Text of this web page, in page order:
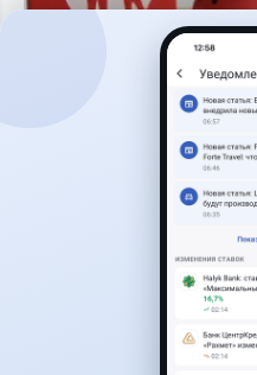
25
4 августа 2026
Как сохранить экран